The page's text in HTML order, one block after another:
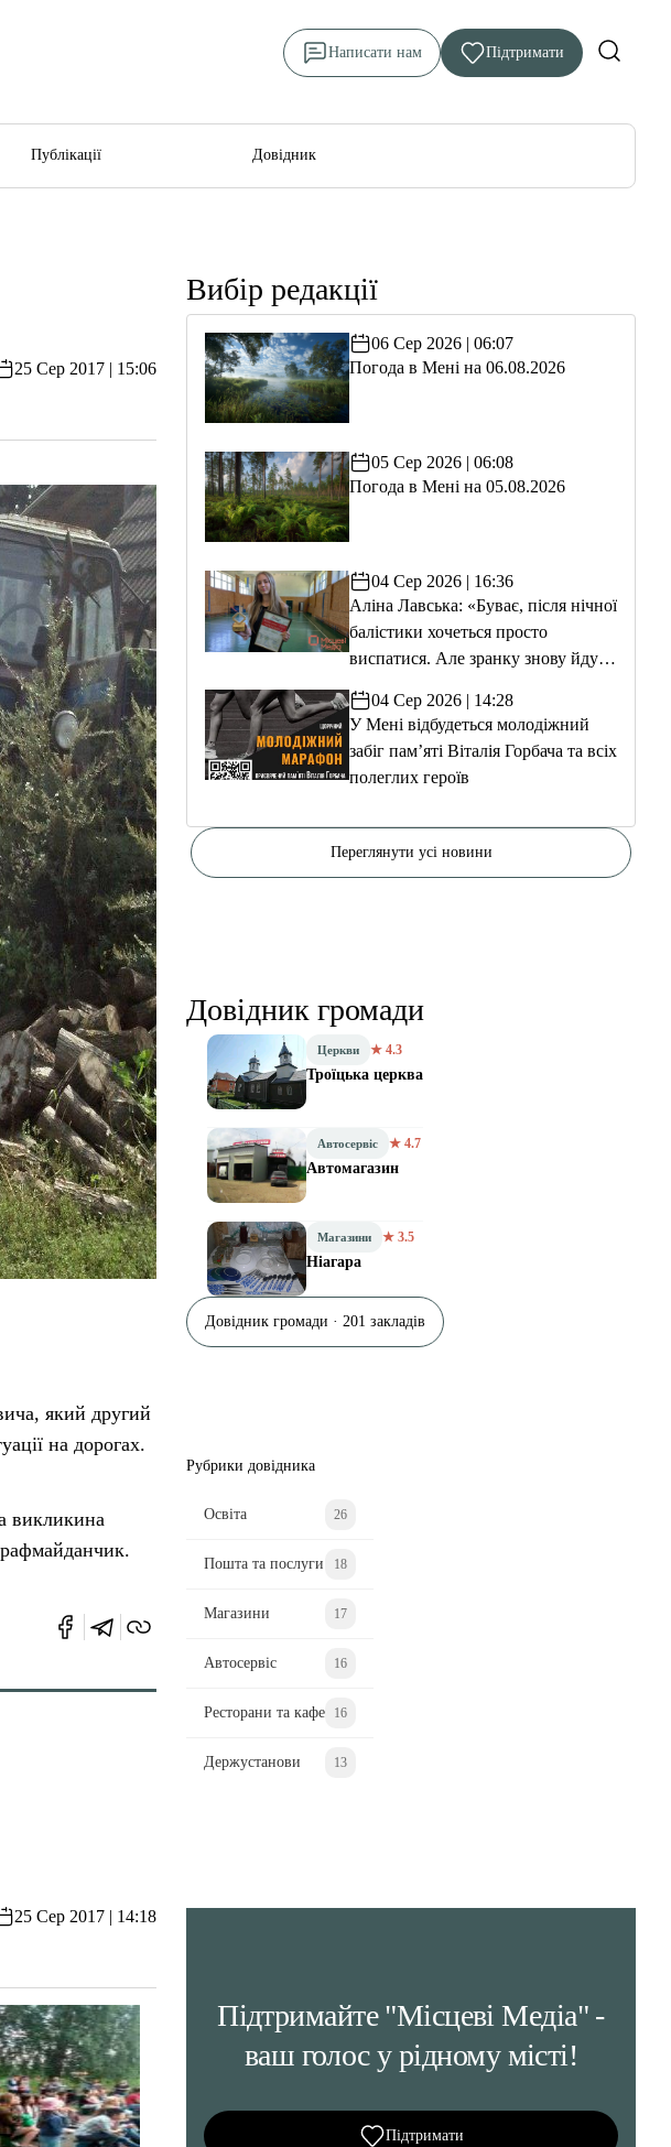
Написати нам Підтримати
Публікації Довідник
25 Сер 2017 | 15:06
який другий
на дорогах.
викликина
25 Сер 2017 | 14:18
Вибір редакції
06 Сер 2026 | 06:07
Погода в Мені на 06.08.2026
05 Сер 2026 | 06:08
Погода в Мені на 05.08.2026
04 Сер 2026 | 16:36
Аліна Лавська: «Буває, після нічної
балістики хочеться просто
виспатися. Але зранку знову йду
04 Сер 2026 | 14:28
У Мені відбудеться молодіжний
забіг пам’яті Віталія Горбача та всіх
полеглих героїв
Переглянути усі новини
Довідник громади
Церкви ★ 4.3
Троїцька церква
Автосервіс ★ 4.7
Автомагазин
Магазини ★ 3.5
Ніагара
Довідник громади · 201 закладів
Рубрики довідника
Освіта 26
Пошта та послуги 18
Магазини 17
Автосервіс 16
Ресторани та кафе 16
Держустанови 13
Підтримайте "Місцеві Медіа" -
ваш голос у рідному місті!
Підтримати